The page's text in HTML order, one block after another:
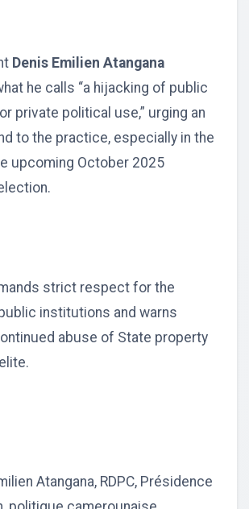
Denis Emilien Atangana
he calls “a hijacking of public
private political use,” urging an
to the practice, especially in the
upcoming October 2025
strict respect for the
institutions and warns
abuse of State property
Atangana, RDPC, Présidence